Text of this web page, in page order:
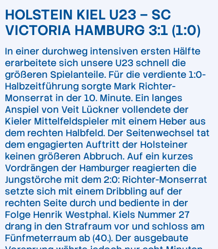
HOLSTEIN KIEL U23 – SC
VICTORIA HAMBURG 3:1 (1:0)
In einer durchweg intensiven ersten Hälfte
erarbeitete sich unsere U23 schnell die
größeren Spielanteile. Für die verdiente 1:0-
Halbzeitführung sorgte Mark Richter-
Monserrat in der 10. Minute. Ein langes
Anspiel von Veit Lückner vollendete der
Kieler Mittelfeldspieler mit einem Heber aus
dem rechten Halbfeld. Der Seitenwechsel tat
dem engagierten Auftritt der Holsteiner
keinen größeren Abbruch. Auf ein kurzes
Vordrängen der Hamburger reagierten die
Jungstörche mit dem 2:0: Richter-Monserrat
setzte sich mit einem Dribbling auf der
rechten Seite durch und bediente in der
Folge Henrik Westphal. Kiels Nummer 27
drang in den Strafraum vor und schloss am
Fünfmeterraum ab (40.). Der ausgebaute